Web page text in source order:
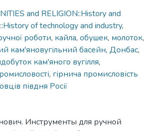
and RELIGION::History and
of technology and industry,
роботи, кайла, обушек, молоток,
кам'яновугільний басейн, Донбас,
кам'яного вугілля,
, гірнича промисловість
півдня Росії
Инструменты для ручной